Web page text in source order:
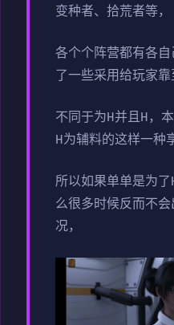
变种者、拾荒者等，
各个个阵营都有各
了一些采用给玩家靠
不同于为H并且H，
H为辅料的这样一种
所以如果单单是为
么很多时候反而不
况，